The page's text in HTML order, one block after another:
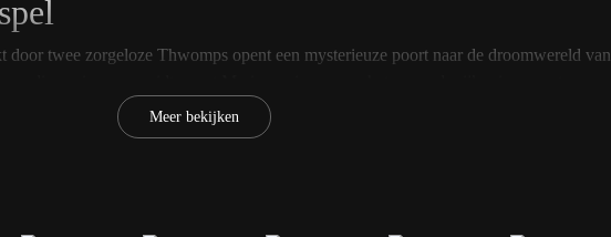
door twee zorgeloze Thwomps opent een mysterieuze poort naar de droomwereld van
macht overnemen.
het avontuur op de proef stellen.
Meer bekijken